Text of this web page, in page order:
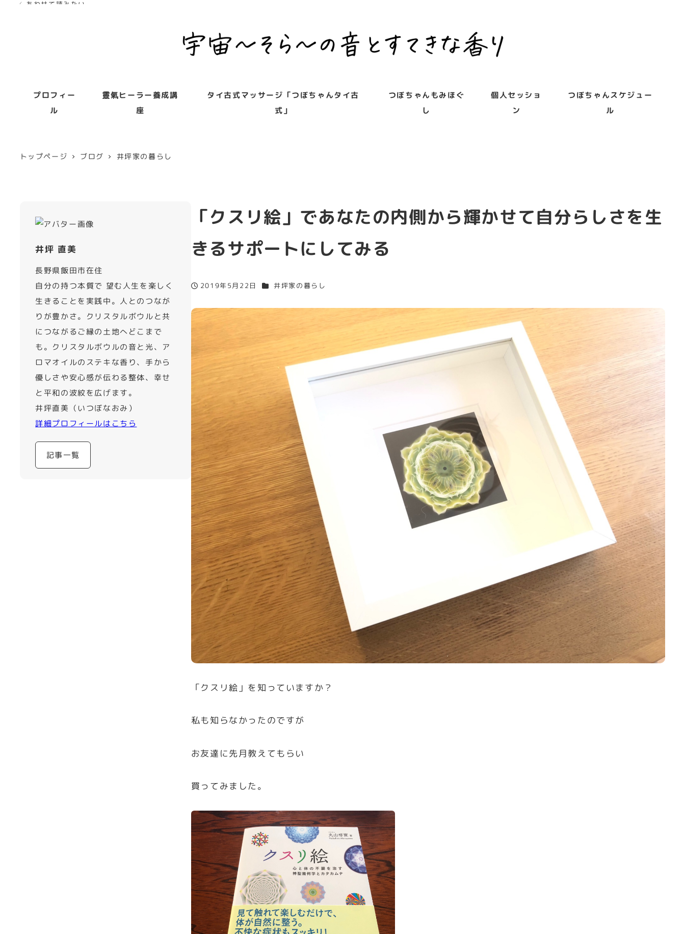
プロフィー
ル
靈氣ヒーラー養成講
座
タイ古式マッサージ「つぼちゃんタイ古
式」
つぼちゃんもみほぐ
し
個人セッショ
ン
つぼちゃんスケジュー
ル
トップページ ブログ 井坪家の暮らし
「クスリ絵」であなたの内側から輝かせて自分らしさを生
きるサポートにしてみる
投稿日
2019年5月22日 カテゴリー
井坪家の暮らし
「クスリ絵」を知っていますか？
私も知らなかったのですが
お友達に先月教えてもらい
買ってみました。
✓ あわせて読みたい
✓ あわせて読みたい
井坪 直美
長野県飯田市在住
自分の持つ本質で 望む人生を楽しく
生きることを実践中。人とのつなが
りが豊かさ。クリスタルボウルと共
につながるご縁の土地へどこまで
も。クリスタルボウルの音と光、ア
ロマオイルのステキな香り、手から
優しさや安心感が伝わる整体、幸せ
と平和の波紋を広げます。
井坪直美（いつぼなおみ）
詳細プロフィールはこちら
記事一覧